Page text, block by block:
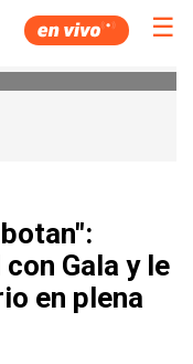
☰
Gala y le
en plena